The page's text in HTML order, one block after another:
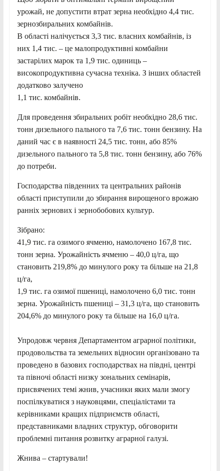
урожай, не допустити втрат зерна необхідно 4,4 тис.
зернозбиральних комбайнів.
В області налічується 3,3 тис. власних комбайнів, із
них 1,4 тис. – це малопродуктивні комбайни
застарілих марок та 1,9 тис. одиниць –
високопродуктивна сучасна техніка. З інших областей
додатково залучено
1,1 тис. комбайнів.
Для проведення збиральних робіт необхідно 28,6 тис.
тонн дизельного пального та 7,6 тис. тонн бензину. На
даний час є в наявності 24,5 тис. тонн, або 85%
дизельного пального та 5,8 тис. тонн бензину, або 76%
до потреби.
Господарства південних та центральних районів
області приступили до збирання вирощеного врожаю
ранніх зернових і зернобобових культур.
Зібрано:
41,9 тис. га озимого ячменю, намолочено 167,8 тис.
тонн зерна. Урожайність ячменю – 40,0 ц/га, що
становить 219,8% до минулого року та більше на 21,8
ц/га,
1,9 тис. га озимої пшениці, намолочено 6,0 тис. тонн
зерна. Урожайність пшениці – 31,3 ц/га, що становить
204,6% до минулого року та більше на 16,0 ц/га.
Упродовж червня Департаментом аграрної політики,
продовольства та земельних відносин організовано та
проведено в базових господарствах на півдні, центрі
та півночі області низку зональних семінарів,
присвячених темі жнив, учасники яких мали змогу
поспілкуватися з науковцями, спеціалістами та
керівниками кращих підприємств області,
представниками владних структур, обговорити
проблемні питання розвитку аграрної галузі.
Жнива – стартували!